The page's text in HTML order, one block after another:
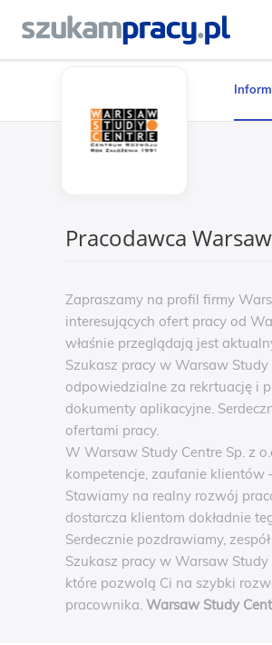
Pracodawca
Zapraszamy na profil firmy
interesujących ofert pracy od
właśnie przeglądają jest
Szukasz pracy w Warsaw
odpowiedzialne za rekrtuację i
dokumenty aplikacyjne.
ofertami pracy.
W Warsaw Study Centre Sp. z
kompetencje, zaufanie
Stawiamy na realny rozwój
dostarcza klientom dokładnie
Serdecznie pozdrawiamy,
Szukasz pracy w Warsaw
które pozwolą Ci na szybki
pracownika. Warsaw Study